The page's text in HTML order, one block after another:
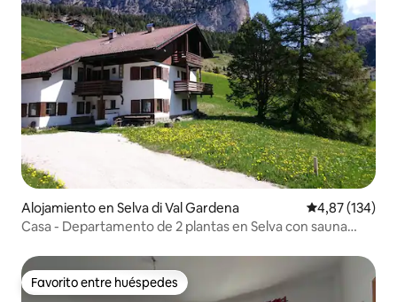
Alojamiento en Selva di Val Gardena Calificación
4,87 (134)
Casa - Departamento de 2 plantas en Selva con sauna
Favorito entre huéspedes
Favorito entre huéspedes